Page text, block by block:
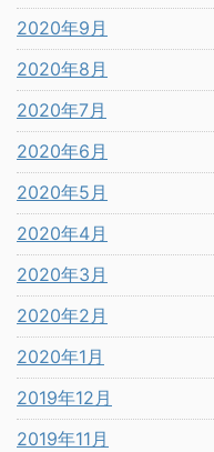
2020年9月
2020年8月
2020年7月
2020年6月
2020年5月
2020年4月
2020年3月
2020年2月
2020年1月
2019年12月
2019年11月